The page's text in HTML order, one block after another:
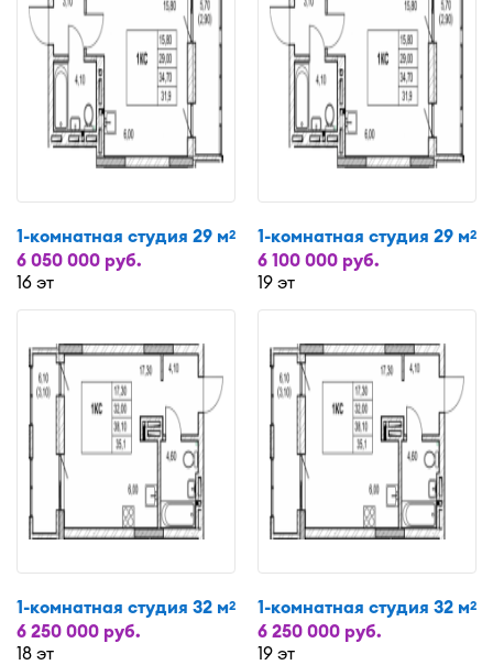
1-комнатная студия 29 м2
6 050 000 руб.
16 эт
1-комнатная студия 29 м2
6 100 000 руб.
19 эт
1-комнатная студия 32 м2
6 250 000 руб.
18 эт
1-комнатная студия 32 м2
6 250 000 руб.
19 эт